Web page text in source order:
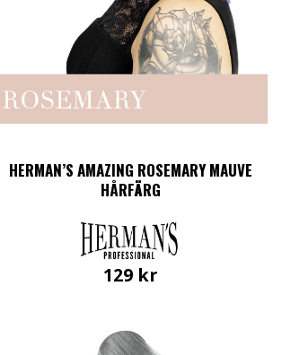
HERMAN’S AMAZING ROSEMARY MAUVE
HÅRFÄRG
129 kr